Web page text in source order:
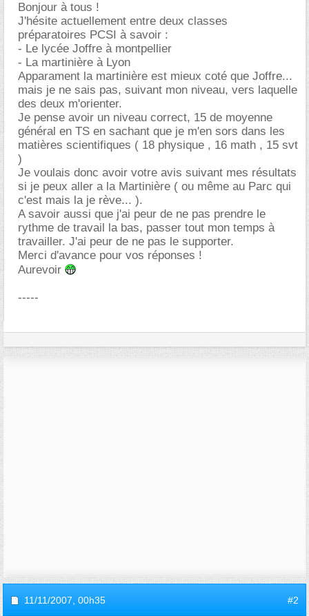
Bonjour à tous !
J'hésite actuellement entre deux classes
préparatoires PCSI à savoir :
- Le lycée Joffre à montpellier
- La martinière à Lyon
Apparament la martinière est mieux coté que Joffre...
mais je ne sais pas, suivant mon niveau, vers laquelle
des deux m'orienter.
Je pense avoir un niveau correct, 15 de moyenne
général en TS en sachant que je m'en sors dans les
matières scientifiques ( 18 physique , 16 math , 15 svt
)
Je voulais donc avoir votre avis suivant mes résultats
si je peux aller a la Martinière ( ou même au Parc qui
c'est mais la je rève... ).
A savoir aussi que j'ai peur de ne pas prendre le
rythme de travail la bas, passer tout mon temps à
travailler. J'ai peur de ne pas le supporter.
Merci d'avance pour vos réponses !
Aurevoir
-----
11/11/2007, 00h35 #2